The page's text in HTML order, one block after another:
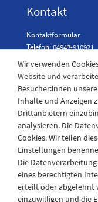
Kontakt
Kontaktformular
Telefon: 04943-910921
Laden
Montag - Freitag
08:30 - 12:30 und
Samstags
08:30 bis 12:30 Uhr
Wir verwenden
Website und
Besucher:innen
Inhalte und Anzeigen
Drittanbietern
analysieren. Die
Cookies. Wir teilen
Einstellungen
Die
eines berechtigten
erteilt oder abgelehnt
einzuwilligen und die